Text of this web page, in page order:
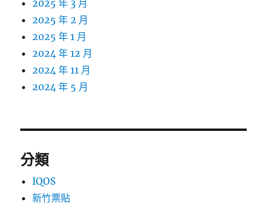
2025 年 3 月
2025 年 2 月
2025 年 1 月
2024 年 12 月
2024 年 11 月
2024 年 5 月
分類
IQOS
新竹票貼